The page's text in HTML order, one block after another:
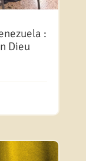
:
Dieu